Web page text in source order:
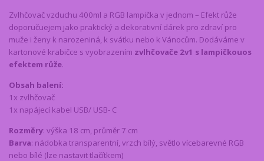
Zvlhčovač vzduchu 400ml a RGB lampička v jednom – Efekt růže
doporučuejem jako praktický a dekorativní dárek pro zdraví pro
muže i ženy k narozeniná, k svátku nebo k Vánocům. Dodáváme v
kartonové krabičce s vyobrazením zvlhčovače 2v1 s lampičkouos
efektem růže.
Obsah balení:
1x zvlhčovač
1x napájecí kabel USB/ USB- C
Rozměry: výška 18 cm, průměr 7 cm
Barva: nádobka transparentní, vrzch bílý, světlo vícebarevné RGB
nebo bílé (lze nastavit tlačítkem)